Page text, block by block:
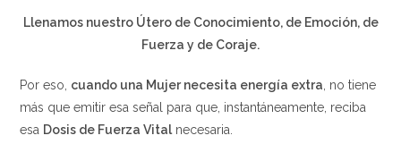
Llenamos nuestro Útero de Conocimiento, de Emoción, de
Fuerza y de Coraje.
Por eso, cuando una Mujer necesita energía extra , no tiene
más que emitir esa señal para que, instantáneamente, reciba
esa Dosis de Fuerza Vital necesaria.